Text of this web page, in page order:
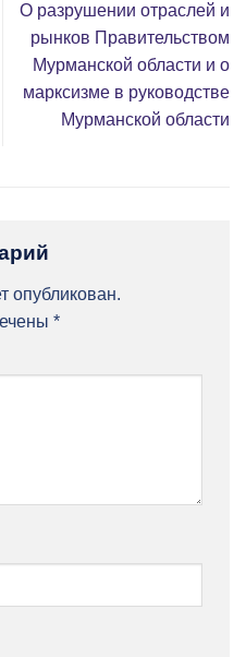
О разрушении отраслей и
рынков Правительством
Мурманской области и о
марксизме в руководстве
Мурманской области
опубликован.
*